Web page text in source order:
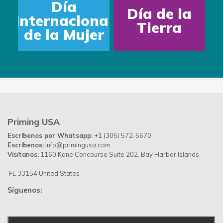
Día
Internacional
de la Mujer
Día de la
Tierra
Priming USA
Escríbenos por Whatsapp: +1 (305) 572-5670
Escríbenos: info@primingusa.com
Visítanos: 1160 Kane Concourse Suite 202, Bay Harbor Islands
FL 33154 United States
Síguenos: